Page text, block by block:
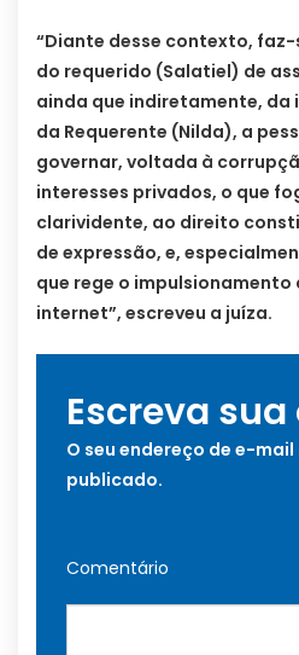
“Diante desse contexto,
do requerido (Salatiel) de
ainda que indiretamente,
da Requerente (Nilda), a
governar, voltada à
interesses privados, o que
clarividente, ao direito
de expressão, e,
que rege o impulsionamento
internet”, escreveu a juíza.
Escreva
O seu endereço de e-mail
publicado.
Comentário